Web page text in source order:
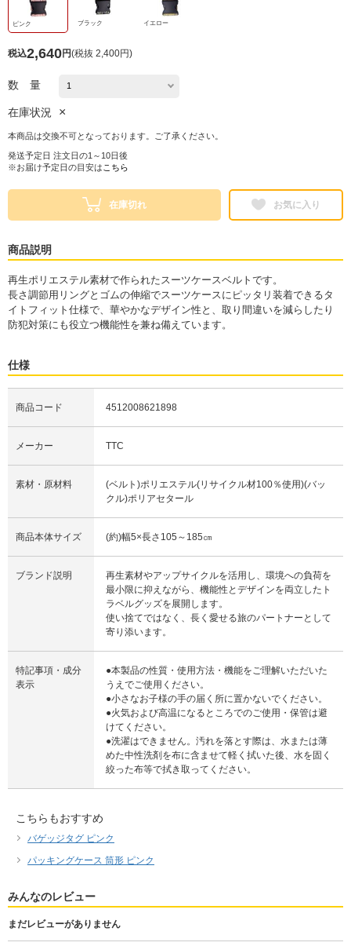
ピンク ブラック イエロー
税込2,640円(税抜 2,400円)
数 量
在庫状況 ×
本商品は交換不可となっております。ご了承ください。
発送予定日 注文日の1～10日後
※お届け予定日の目安は こちら
在庫切れ お気に入り
商品説明
再生ポリエステル素材で作られたスーツケースベルトです。
長さ調節用リングとゴムの伸縮でスーツケースにピッタリ装着できるタ
イトフィット仕様で、華やかなデザイン性と、取り間違いを減らしたり
防犯対策にも役立つ機能性を兼ね備えています。
仕様
商品コード 4512008621898
メーカー TTC
素材・原材料
(ベルト)ポリエステル(リサイクル材100％使用)(バッ
クル)ポリアセタール
商品本体サイズ (約)幅5×長さ105～185㎝
ブランド説明
再生素材やアップサイクルを活用し、環境への負荷を
最小限に抑えながら、機能性とデザインを両立したト
ラベルグッズを展開します。
使い捨てではなく、長く愛せる旅のパートナーとして
寄り添います。
特記事項・成分
表示
●本製品の性質・使用方法・機能をご理解いただいた
うえでご使用ください。
●小さなお子様の手の届く所に置かないでください。
●火気および高温になるところでのご使用・保管は避
けてください。
●洗濯はできません。汚れを落とす際は、水または薄
めた中性洗剤を布に含ませて軽く拭いた後、水を固く
絞った布等で拭き取ってください。
こちらもおすすめ
バゲッジタグ ピンク
パッキングケース 筒形 ピンク
みんなのレビュー
まだレビューがありません